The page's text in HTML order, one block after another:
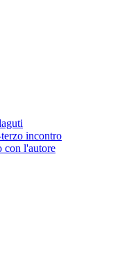
incontro
con l'autore